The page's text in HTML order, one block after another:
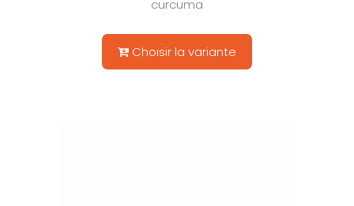
curcuma
Choisir la variante